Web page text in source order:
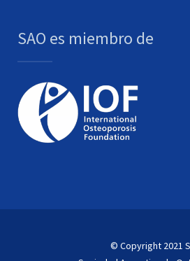
SAO es miembro de
© Copyright 2021